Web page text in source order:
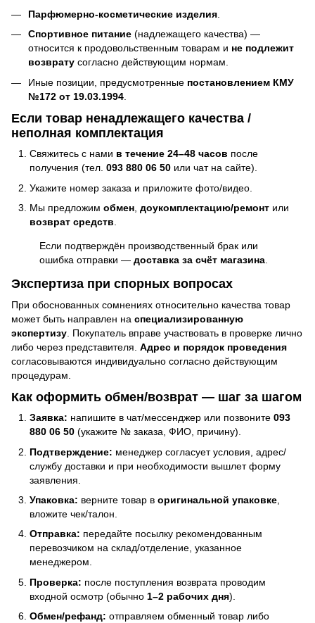
Парфюмерно-косметические изделия
Спортивное питание (надлежащего качества) —
относится к продовольственным товарам и не подлежит
возврату согласно действующим нормам.
Иные позиции, предусмотренные постановлением КМУ
№172 от 19.03.1994
Если товар ненадлежащего качества /
неполная комплектация
Свяжитесь с нами в течение 24–48 часов после
получения (тел. 093 880 06 50 или чат на сайте).
Укажите номер заказа и приложите фото/видео.
Мы предложим обмен доукомплектацию/ремонт или
возврат средств
Если подтверждён производственный брак или
ошибка отправки — доставка за счёт магазина
Экспертиза при спорных вопросах
При обоснованных сомнениях относительно качества товар
может быть направлен на специализированную
экспертизу . Покупатель вправе участвовать в проверке лично
либо через представителя. Адрес и порядок проведения
согласовываются индивидуально согласно действующим
процедурам.
Как оформить обмен/возврат — шаг за шагом
Заявка: напишите в чат/мессенджер или позвоните 093
880 06 50 (укажите № заказа, ФИО, причину).
Подтверждение: менеджер согласует условия, адрес/
службу доставки и при необходимости вышлет форму
заявления.
Упаковка: верните товар в оригинальной упаковке
вложите чек/талон.
Отправка: передайте посылку рекомендованным
перевозчиком на склад/отделение, указанное
менеджером.
Проверка: после поступления возврата проводим
входной осмотр (обычно 1–2 рабочих дня).
Обмен/рефанд: отправляем обменный товар либо